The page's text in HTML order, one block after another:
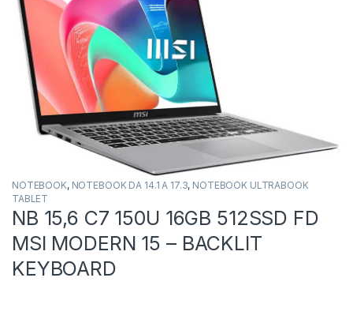
NOTEBOOK, NOTEBOOK DA 14.1 A 17.3, NOTEBOOK ULTRABOOK
TABLET
NB 15,6 C7 150U 16GB 512SSD FD
MSI MODERN 15 – BACKLIT
KEYBOARD